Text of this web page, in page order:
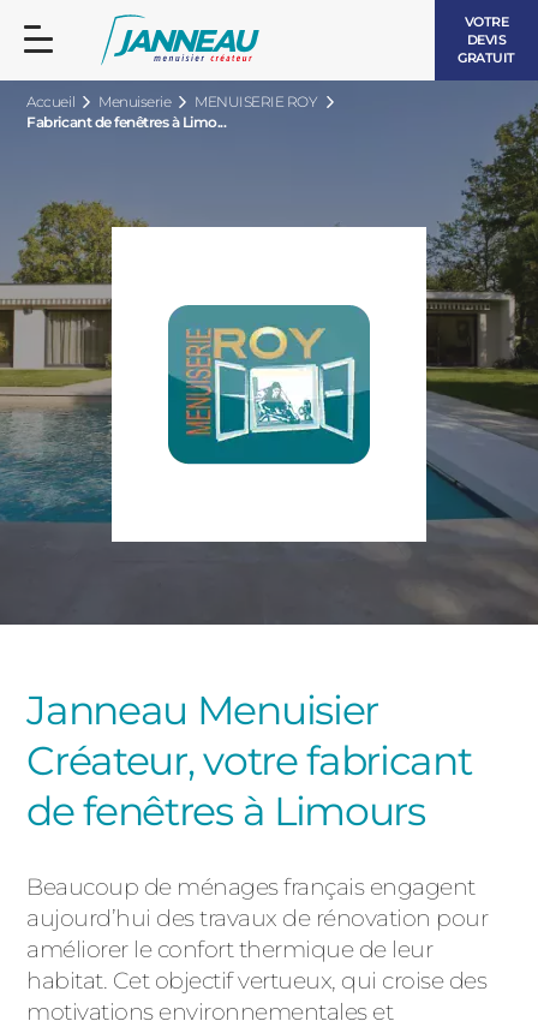
VOTRE
DEVIS
GRATUIT
Accueil Menuiserie
MENUISERIE ROY
Fabricant de fenêtres à Limo...
Janneau Menuisier
Créateur, votre fabricant
de fenêtres à Limours
Beaucoup de ménages français engagent
aujourd’hui des travaux de rénovation pour
améliorer le confort thermique de leur
habitat. Cet objectif vertueux, qui croise des
motivations environnementales et
FENÊTRES ET PORTES-FENÊTRES
BOIS
ALUMINIUM
BAIES VITRÉES
PORTES D’ENTRÉELES INTEMPORELLES
VOLETS ROULANTS
PERGOLAS
CARPORTS